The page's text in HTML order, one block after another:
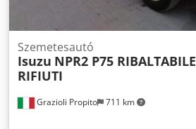
Grazioli Propito 711 km
Szemetesautó
Isuzu NPR2 P75 RIBALTABILE
RIFIUTI